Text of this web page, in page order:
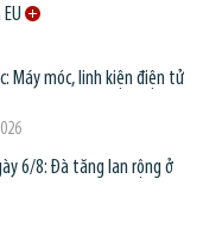
Máy móc, linh kiện điện tử
6/8: Đà tăng lan rộng ở